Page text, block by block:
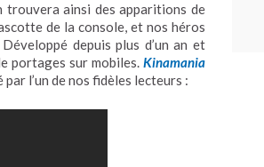
ainsi des apparitions de
de la console, et nos héros
depuis plus d’un an et
portages sur mobiles. Kinamania
par l’un de nos fidèles lecteurs :